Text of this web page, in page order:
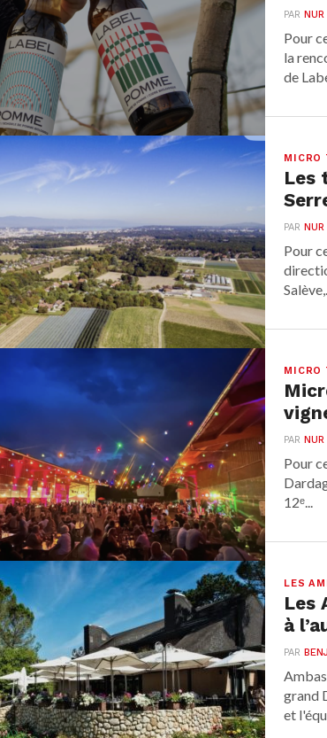
PAR NUR
Pour
la
de
MICRO
Les
PAR NUR
Pour
MICRO
PAR NUR
Pour
12ᵉ...
LES
Les
à
PAR
grand
et